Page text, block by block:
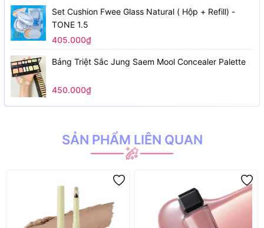
Set Cushion Fwee Glass Natural ( Hộp + Refill) -
TONE 1.5
405.000₫
Bảng Triệt Sắc Jung Saem Mool Concealer Palette
450.000₫
SẢN PHẨM LIÊN QUAN